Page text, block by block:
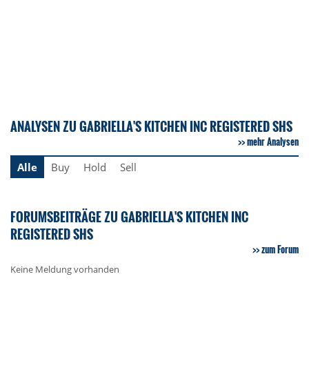
ANALYSEN ZU GABRIELLA'S KITCHEN INC REGISTERED SHS
mehr Analysen
Alle
Buy Hold Sell
FORUMSBEITRÄGE ZU GABRIELLA'S KITCHEN INC
REGISTERED SHS
zum Forum
Keine Meldung vorhanden